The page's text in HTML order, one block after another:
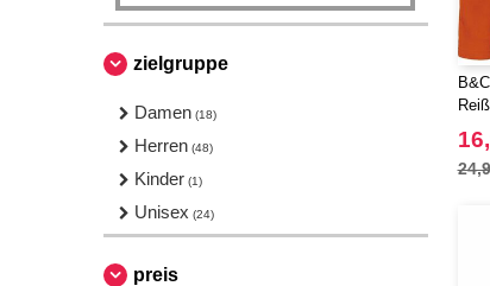
zielgruppe
Damen (18)
Herren (48)
Kinder (1)
Unisex (24)
preis